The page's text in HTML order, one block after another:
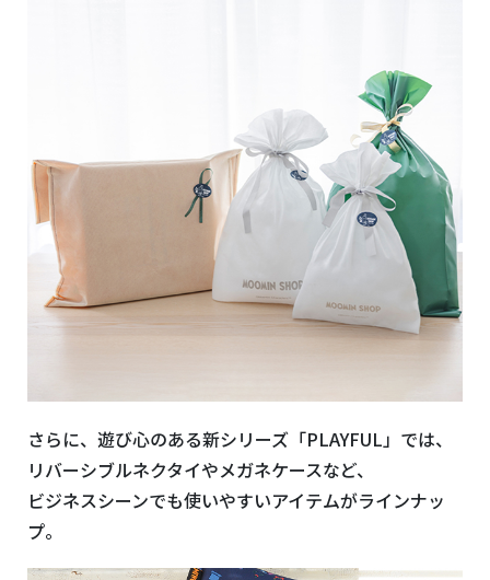
さらに、遊び心のある新シリーズ「PLAYFUL」では、
リバーシブルネクタイやメガネケースなど、
ビジネスシーンでも使いやすいアイテムがラインナッ
プ。